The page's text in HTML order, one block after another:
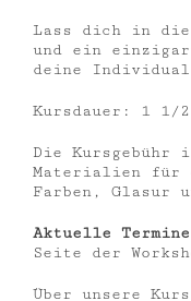
Lass dich in
und ein
deine
Kursdauer: 1 1/
Die
Materialien für
Farben, Glasur
Aktuelle Termine
Seite der
Über unsere